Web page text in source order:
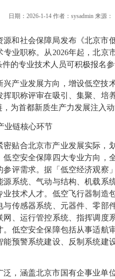
日期：2026-1-14 作者：sysadmin 来源
源和社会保障局发布《北京市
专业职称。从 2026年起，北京
的专业技术人员可积极报名
兴产业发展方向，增设低空技
挥职称评审在吸引、集聚、培
为首都新质生产力发展注入
业链核心环节
密贴合北京市产业发展实际，
低空安全保障四大专业方向，
参评需求。据「低空经济观察
源系统、气动与结构、机载系
业技术人才。低空飞行器制造
与传感器系统、元器件、零部
网、运行管控系统、指挥调度
。低空安全保障包括从事适航
能预警系统建设、反制系统建
泛，涵盖北京市国有企事业单